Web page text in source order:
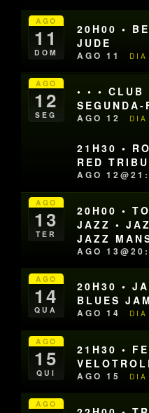
AGO
11
DOM
20H00 •
JUDE
AGO 11
AGO
12
SEG
• • • CLUB
SEGUNDA-
AGO 12
21H30 •
RED
AGO
AGO
13
TER
20H00 •
JAZZ •
JAZZ
AGO
AGO
14
QUA
20H30 •
BLUES
AGO 14
AGO
15
QUI
21H30 •
AGO 15
AGO